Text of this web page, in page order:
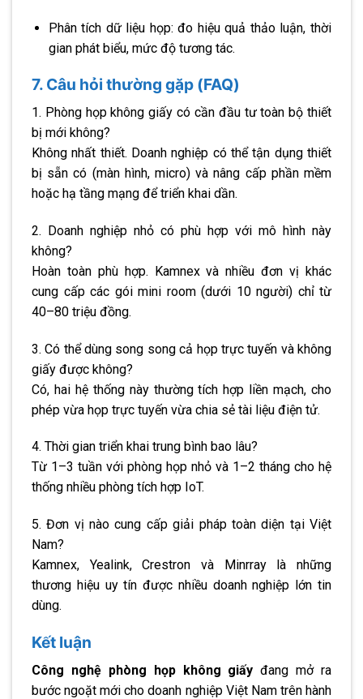
Phân tích dữ liệu họp: đo hiệu quả thảo luận, thời
gian phát biểu, mức độ tương tác.
7. Câu hỏi thường gặp (FAQ)
1. Phòng họp không giấy có cần đầu tư toàn bộ thiết
bị mới không?
Không nhất thiết. Doanh nghiệp có thể tận dụng thiết
bị sẵn có (màn hình, micro) và nâng cấp phần mềm
hoặc hạ tầng mạng để triển khai dần.
2. Doanh nghiệp nhỏ có phù hợp với mô hình này
không?
Hoàn toàn phù hợp. Kamnex và nhiều đơn vị khác
cung cấp các gói mini room (dưới 10 người) chỉ từ
40–80 triệu đồng.
3. Có thể dùng song song cả họp trực tuyến và không
giấy được không?
Có, hai hệ thống này thường tích hợp liền mạch, cho
phép vừa họp trực tuyến vừa chia sẻ tài liệu điện tử.
4. Thời gian triển khai trung bình bao lâu?
Từ 1–3 tuần với phòng họp nhỏ và 1–2 tháng cho hệ
thống nhiều phòng tích hợp IoT.
5. Đơn vị nào cung cấp giải pháp toàn diện tại Việt
Nam?
Kamnex, Yealink, Crestron và Minrray là những
thương hiệu uy tín được nhiều doanh nghiệp lớn tin
dùng.
Kết luận
Công nghệ phòng họp không giấy đang mở ra
bước ngoặt mới cho doanh nghiệp Việt Nam trên hành